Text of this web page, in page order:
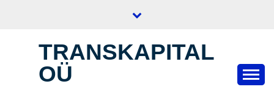
TRANSKAPITAL
OÜ